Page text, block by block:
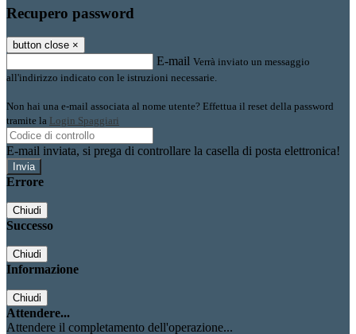
Recupero password
button close ×
E-mail Verrà inviato un messaggio
all'indirizzo indicato con le istruzioni necessarie.
Non hai una e-mail associata al nome utente? Effettua il reset della password
tramite la Login Spaggiari
E-mail inviata, si prega di controllare la casella di posta elettronica!
Errore
Chiudi
Successo
Chiudi
Informazione
Chiudi
Attendere...
Attendere il completamento dell'operazione...